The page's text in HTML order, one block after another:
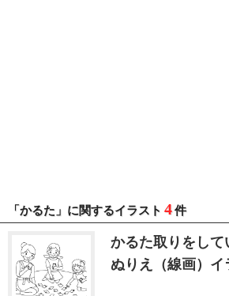
「かるた」に関するイラスト 4件
かるた取りをして
ぬりえ（線画）イ